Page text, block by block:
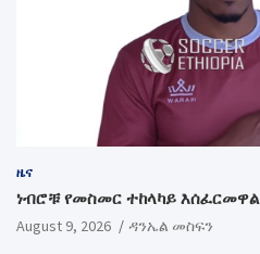
ዜና
ነብሮቹ የመስመር ተከላካይ እሰፈርመዋል
August 9, 2026 ዳንኤል መስፍን